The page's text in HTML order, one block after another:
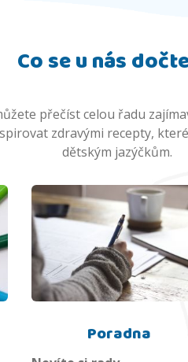
Co se u nás
přečíst celou řadu
zdravými recepty,
dětským jazýčkům.
Poradna